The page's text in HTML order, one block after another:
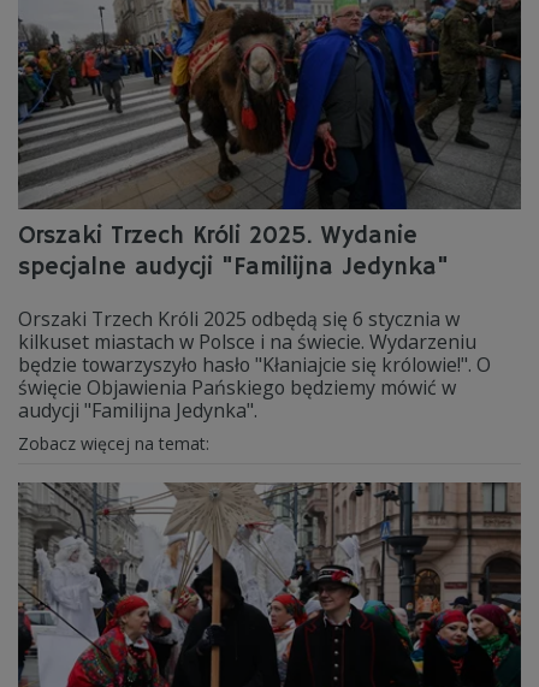
Orszaki Trzech Króli 2025. Wydanie
specjalne audycji "Familijna Jedynka"
Orszaki Trzech Króli 2025 odbędą się 6 stycznia w
kilkuset miastach w Polsce i na świecie. Wydarzeniu
będzie towarzyszyło hasło "Kłaniajcie się królowie!". O
święcie Objawienia Pańskiego będziemy mówić w
audycji "Familijna Jedynka".
Zobacz więcej na temat: